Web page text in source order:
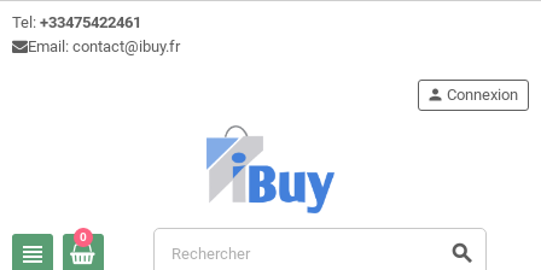
Tel: +33475422461
Email: contact@ibuy.fr
view_headline
person Connexion
0
search